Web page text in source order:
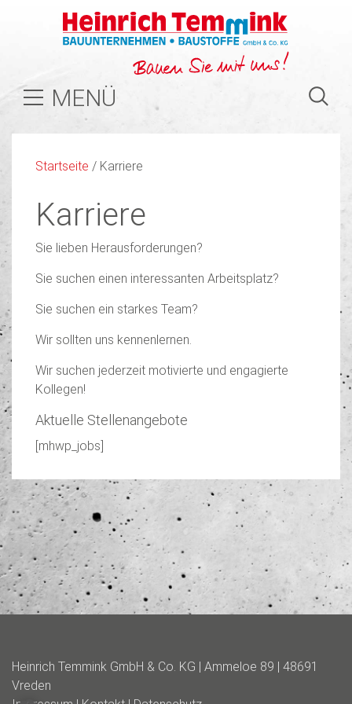
MENÜ
Startseite / Karriere
Karriere
Sie lieben Herausforderungen?
Sie suchen einen interessanten Arbeitsplatz?
Sie suchen ein starkes Team?
Wir sollten uns kennenlernen.
Wir suchen jederzeit motivierte und engagierte
Kollegen!
Aktuelle Stellenangebote
[mhwp_jobs]
Heinrich Temmink GmbH & Co. KG | Ammeloe 89 | 48691
Vreden